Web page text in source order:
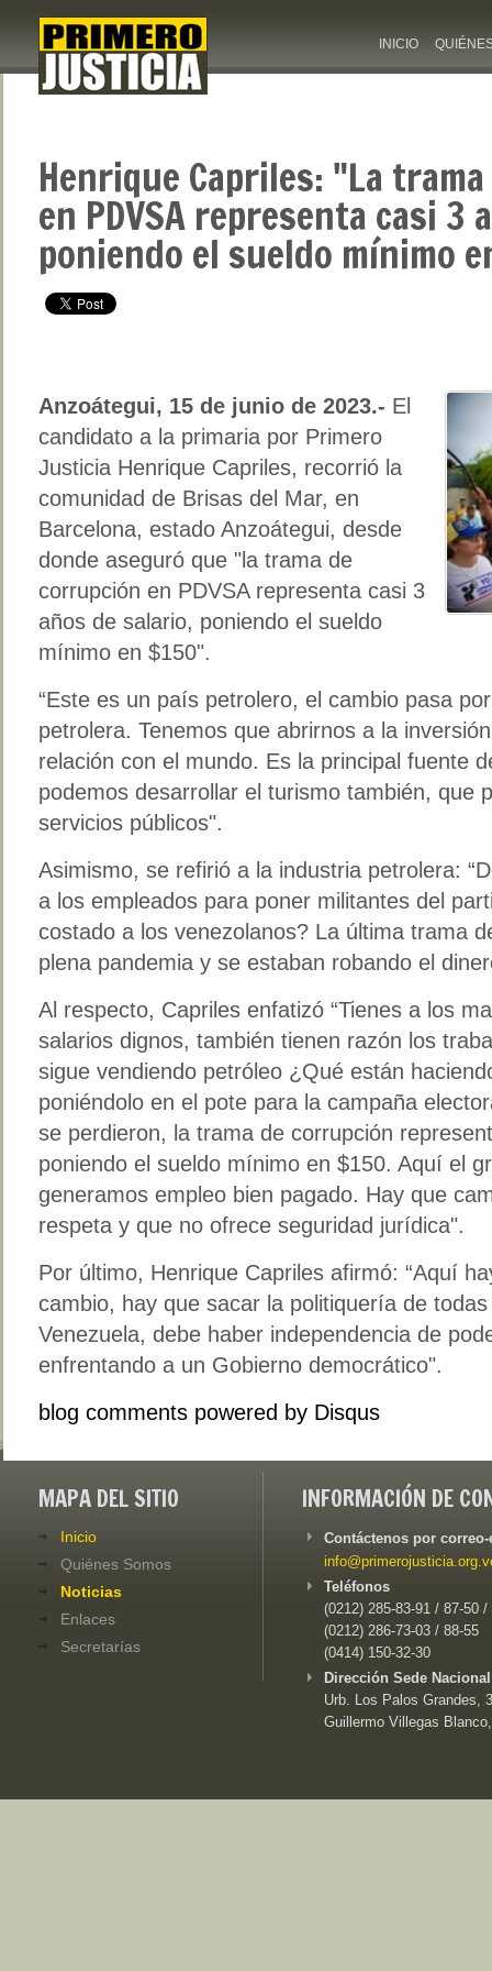
INICIO
Henrique Capriles: "La
en PDVSA representa casi 3
poniendo el sueldo mínimo
Anzoátegui, 15 de junio de 2023.- El
candidato a la primaria por Primero
Justicia Henrique Capriles, recorrió la
comunidad de Brisas del Mar, en
Barcelona, estado Anzoátegui, desde
donde aseguró que "la trama de
corrupción en PDVSA representa casi 3
años de salario, poniendo el sueldo
mínimo en $150".
“Este es un país petrolero, el cambio pasa
petrolera. Tenemos que abrirnos a la
relación con el mundo. Es la principal fuente
podemos desarrollar el turismo también, que
servicios públicos".
Asimismo, se refirió a la industria petrolera:
a los empleados para poner militantes del
costado a los venezolanos? La última trama
plena pandemia y se estaban robando el
Al respecto, Capriles enfatizó “Tienes a los
salarios dignos, también tienen razón los
sigue vendiendo petróleo ¿Qué están
poniéndolo en el pote para la campaña
se perdieron, la trama de corrupción
poniendo el sueldo mínimo en $150. Aquí el
generamos empleo bien pagado. Hay que
respeta y que no ofrece seguridad jurídica".
Por último, Henrique Capriles afirmó: “Aquí
cambio, hay que sacar la politiquería de
Venezuela, debe haber independencia de
enfrentando a un Gobierno democrático".
blog comments powered by Disqus
MAPA DEL SITIO
Inicio
Quiénes Somos
Noticias
Enlaces
Secretarías
INFORMACIÓN DE
Contáctenos por
Teléfonos
(0212) 285-83-91 / 87-50 /
(0212) 286-73-03 / 88-55
(0414) 150-32-30
Dirección Sede
Urb. Los Palos Grandes,
Guillermo Villegas